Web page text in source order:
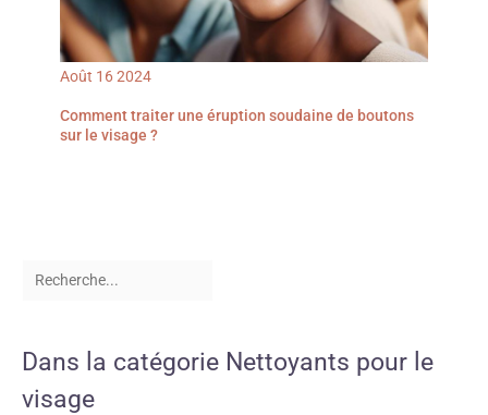
Août 162024
Comment traiter une éruption soudaine de boutons
sur le visage ?
Dans la catégorie Nettoyants pour le
visage